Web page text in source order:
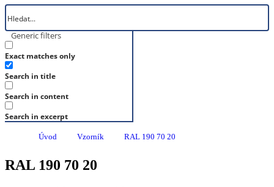
Generic filters
Exact matches only
Search in title
Search in content
Search in excerpt
Úvod Vzorník RAL 190 70 20
RAL 190 70 20